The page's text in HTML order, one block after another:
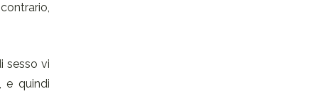
sesso vi
e quindi